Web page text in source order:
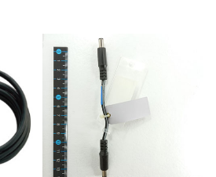
100％（割引率 0％）
90％（割引率10％）
80％（割引率20％）
75％（割引率25％）
70％（割引率30％）